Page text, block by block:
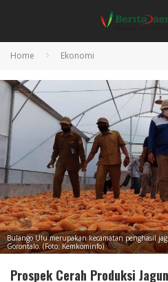
Home Ekonomi
Bulango Ulu merupakan kecamatan penghasil
Gorontalo. (Foto: Kemkominfo)
Prospek Cerah Produksi